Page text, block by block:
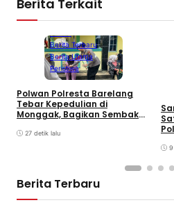
Berita Terkait
Berita Terbaru
Berita Utama
Peristiwa
Polwan Polresta Barelang
Tebar Kepedulian di
Monggak, Bagikan Sembako
27 detik lalu
9
Berita Terbaru